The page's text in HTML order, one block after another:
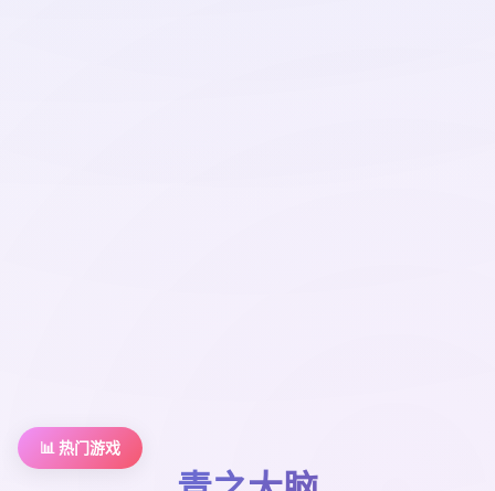
📊 热门游戏